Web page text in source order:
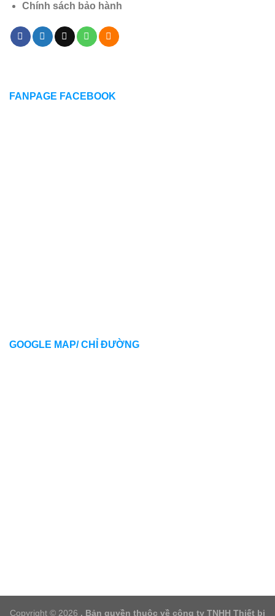
Chính sách bảo hành
FANPAGE FACEBOOK
GOOGLE MAP/ CHỈ ĐƯỜNG
Copyright © 2026 . Bản quyền thuộc về công ty TNHH Thiết bị